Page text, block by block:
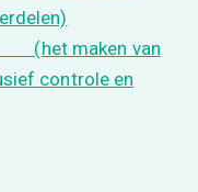
maken van
controle en